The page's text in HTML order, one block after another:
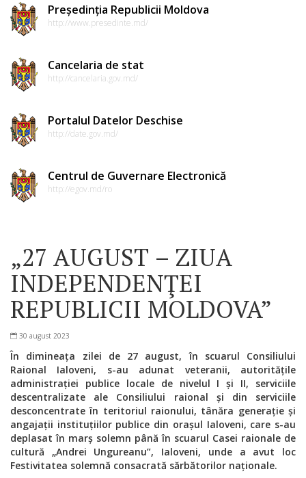
Președinția Republicii Moldova
http://www.presedinte.md/
Cancelaria de stat
http://cancelaria.gov.md/
Portalul Datelor Deschise
http://date.gov.md/
Centrul de Guvernare Electronică
http://egov.md/ro
„27 AUGUST – ZIUA
INDEPENDENŢEI
REPUBLICII MOLDOVA”
30 august 2023
În dimineața zilei de 27 august, în scuarul Consiliului
Raional Ialoveni, s-au adunat veteranii, autoritățile
administrației publice locale de nivelul I și II, serviciile
descentralizate ale Consiliului raional și din serviciile
desconcentrate în teritoriul raionului, tânăra generație și
angajații instituțiilor publice din orașul Ialoveni, care s-au
deplasat în marș solemn până în scuarul Casei raionale de
cultură „Andrei Ungureanu”, Ialoveni,
unde a avut loc
Festivitatea solemnă consacrată sărbătorilor naționale.